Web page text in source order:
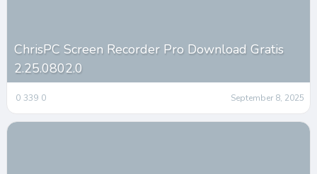
ChrisPC Screen Recorder Pro Download Gratis
2.25.0802.0
0 339 0 September 8, 2025